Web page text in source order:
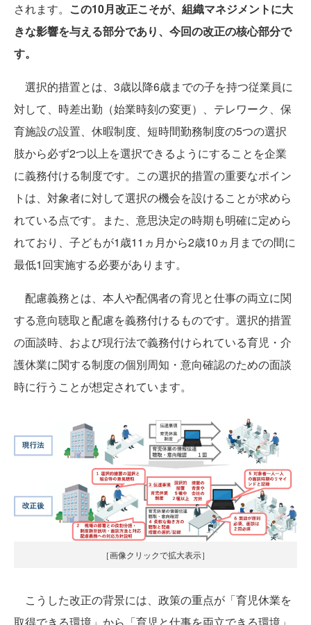
されます。 この10月改正こそが、組織マネジメントに大
きな影響を与える部分であり、今回の改正の核心部分で
す。
選択的措置とは、3歳以降6歳までの子を持つ従業員に
対して、時差出勤（始業時刻の変更）、テレワーク、保
育施設の設置、休暇制度、短時間勤務制度の5つの選択
肢から必ず2つ以上を選択できるようにすることを企業
に義務付ける制度です。この選択的措置の重要なポイン
トは、対象者に対して選択の機会を設けることが求めら
れている点です。また、意思決定の時期も明確に定めら
れており、子どもが1歳11ヵ月から2歳10ヵ月までの間に
最低1回実施する必要があります。
配慮義務とは、本人や配偶者の育児と仕事の両立に関
する意向聴取と配慮を義務付けるものです。選択的措置
の面談時、および現行法で義務付けられている育児・介
護休業に関する制度の個別周知・意向確認のための面談
時に行うことが想定されています。
［画像クリックで拡大表示］
こうした改正の背景には、政策の重点が「育児休業を
取得できる環境」から「育児と仕事を両立できる環境」